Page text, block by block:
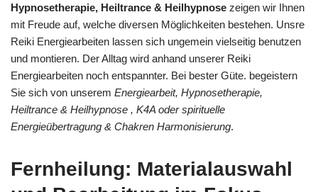
Hypnosetherapie, Heiltrance & Heilhypnose zeigen wir Ihnen
mit Freude auf, welche diversen Möglichkeiten bestehen. Unsre
Reiki Energiearbeiten lassen sich ungemein vielseitig benutzen
und montieren. Der Alltag wird anhand unserer Reiki
Energiearbeiten noch entspannter. Bei bester Güte. begeistern
Sie sich von unserem Energiearbeit, Hypnosetherapie,
Heiltrance & Heilhypnose , K4A oder spirituelle
Energieübertragung & Chakren Harmonisierung.
Fernheilung: Materialauswahl